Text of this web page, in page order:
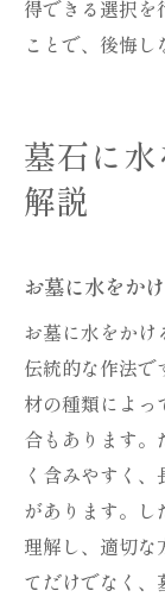
得できる選択
ことで、後悔し
墓石に
解説
お墓に水をか
お墓に水をか
伝統的な作法
材の種類によ
合もあります
く含みやすく
があります。し
理解し、適切な
てだけでなく